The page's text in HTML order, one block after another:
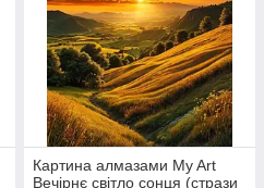
Картина алмазами My Art
Вечірнє світло сонця (стрази